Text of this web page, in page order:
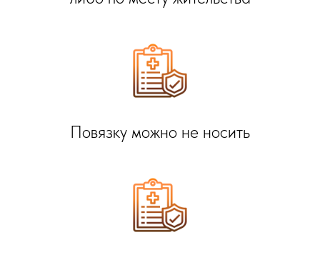
Повязку можно не носить